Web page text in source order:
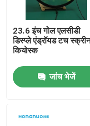
23.6 इंच गोल एलसीडी
डिस्प्ले एंड्रॉयड टच
कियोस्क
जांच भेजें